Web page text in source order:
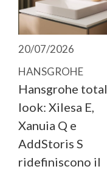
20/07/2026
HANSGROHE
Hansgrohe total
look: Xilesa E,
Xanuia Q e
AddStoris S
ridefiniscono il